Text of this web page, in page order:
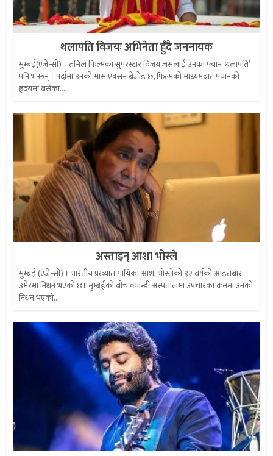
थलापति विजयः अभिनेता हुँदै जननायक
मुम्बई(एजेन्सी) । तमिल फिल्मका सुपरस्टार विजय जसलाई उनका फ्यान ‘थलापति’
पनि भन्छन् । पर्दामा उनको मास एक्सन बेजोड छ, फिल्मको माध्यमबाट फ्यानको
हृदयमा बसेका...
अस्ताइन् आशा भोस्ले
मुम्बई (एजेन्सी) । भारतीय प्रख्यात गायिका आशा भोस्लेको ९२ वर्षको आइतबार
उमेरमा निधन भएको छ। मुम्बईकाे ब्रीच क्यान्डी अस्पतालमा उपचारका क्रममा उनको
निधन भएको...